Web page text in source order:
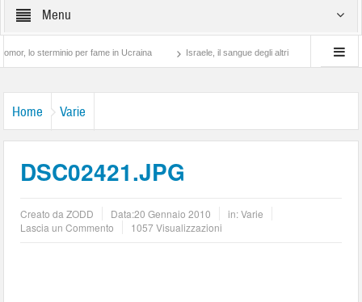
Menu
per fame in Ucraina Israele, il sangue degli altri Lotta di classe… tra
Home Varie
DSC02421.JPG
Creato daZODD Data:20 Gennaio 2010 in:Varie
Lascia un Commento
1057 Visualizzazioni